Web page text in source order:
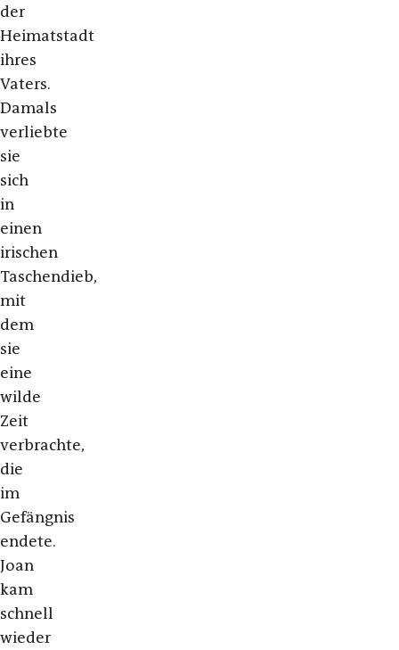
der
Heimatstadt
ihres
Vaters.
Damals
verliebte
sie
sich
in
einen
irischen
Taschendieb,
mit
dem
sie
eine
wilde
Zeit
verbrachte,
die
im
Gefängnis
endete.
Joan
kam
schnell
wieder